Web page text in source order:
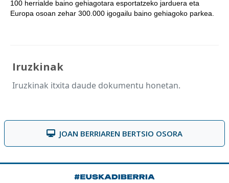
100 herrialde baino gehiagotara esportatzeko jarduera eta
Europa osoan zehar 300.000 igogailu baino gehiagoko parkea.
Iruzkinak
Iruzkinak itxita daude dokumentu honetan.
JOAN BERRIAREN BERTSIO OSORA